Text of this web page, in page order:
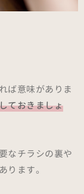
ば意味がありま
ておきましょ
なチラシの裏や
ります。